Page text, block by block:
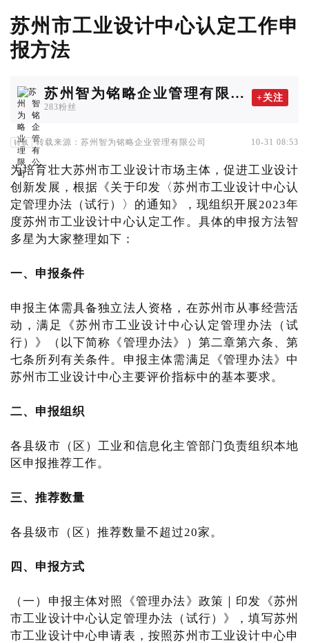
苏州市工业设计中心认定工作申
报方法
苏州智为铭略企业管理有限公
司
283粉丝
+关注
转载 转载来源：苏州智为铭略企业管理有限公司 10-31 08:53
为培育壮大苏州市工业设计市场主体，促进工业设计
创新发展，根据《关于印发〈苏州市工业设计中心认
定管理办法（试行）〉的通知》，现组织开展2023年
度苏州市工业设计中心认定工作。具体的申报方法智
多星为大家整理如下：
一、申报条件
申报主体需具备独立法人资格，在苏州市从事经营活
动，满足《苏州市工业设计中心认定管理办法（试
行）》（以下简称《管理办法》）第二章第六条、第
七条所列有关条件。申报主体需满足《管理办法》中
苏州市工业设计中心主要评价指标中的基本要求。
二、申报组织
各县级市（区）工业和信息化主管部门负责组织本地
区申报推荐工作。
三、推荐数量
各县级市（区）推荐数量不超过20家。
四、申报方式
（一）申报主体对照《管理办法》政策｜印发《苏州
市工业设计中心认定管理办法（试行）》，填写苏州
市工业设计中心申请表，按照苏州市工业设计中心申